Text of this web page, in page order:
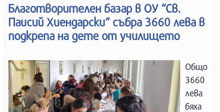
Благотворителен базар в ОУ “Св.
Паисий Хиендарски“ събра 3660 лева в
подкрепа на дете от училището
Общо
3660
лева
бяха